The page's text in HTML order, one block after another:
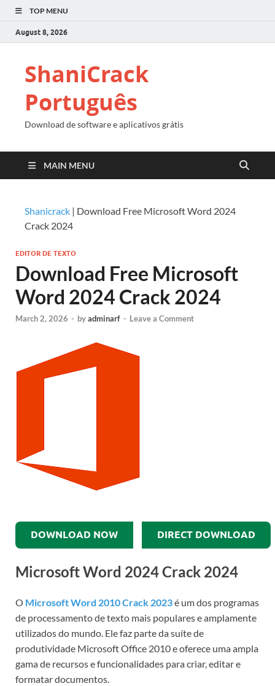
TOP MENU
August 8, 2026
ShaniCrack
Português
Download de software e aplicativos grátis
MAIN MENU
Shanicrack | Download Free Microsoft Word 2024
Crack 2024
EDITOR DE TEXTO
Download Free Microsoft
Word 2024 Crack 2024
March 2, 2026 - byadminarf - Leave a Comment
DOWNLOAD NOW DIRECT DOWNLOAD
Microsoft Word 2024 Crack 2024
O Microsoft Word 2010 Crack 2023é um dos programas
de processamento de texto mais populares e amplamente
utilizados do mundo. Ele faz parte da suíte de
produtividade Microsoft Office 2010 e oferece uma ampla
gama de recursos e funcionalidades para criar, editar e
formatar documentos.